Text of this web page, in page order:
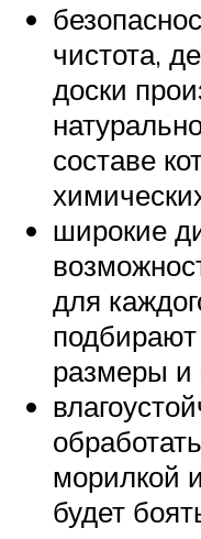
чистота,
доски
составе
широкие
для
размеры и
морилкой
будет